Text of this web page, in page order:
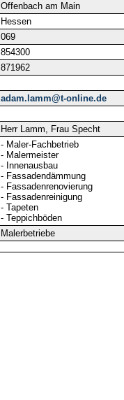
Offenbach am Main
Hessen
069
854300
871962
adam.lamm@t-online.de
Herr Lamm, Frau Specht
- Maler-Fachbetrieb
- Malermeister
- Innenausbau
- Fassadendämmung
- Fassadenrenovierung
- Fassadenreinigung
- Tapeten
- Teppichböden
Malerbetriebe